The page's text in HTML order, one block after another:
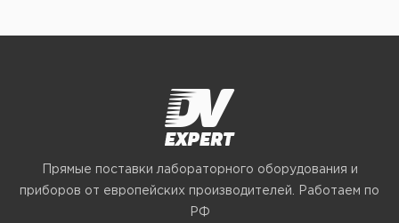
Прямые поставки лабораторного оборудования и
приборов от европейских производителей. Работаем по
РФ